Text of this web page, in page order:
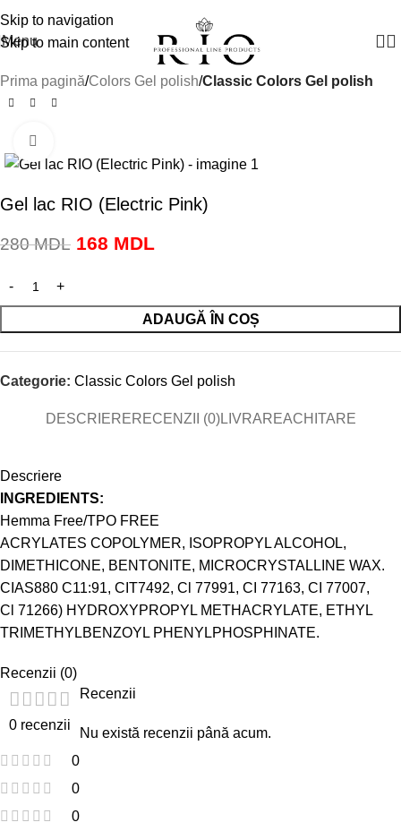
Skip to navigation
Skip to main content
Menu
Prima pagină Colors Gel polish Classic Colors Gel polish
Gel lac RIO (Electric Pink)
280MDL 168 MDL
ADAUGĂ ÎN COȘ
Categorie: Classic Colors Gel polish
DESCRIERERECENZII (0)LIVRAREACHITARE
Descriere
INGREDIENTS:
Hemma Free/TPO FREE
ACRYLATES COPOLYMER, ISOPROPYL ALCOHOL,
DIMETHICONE, BENTONITE, MICROCRYSTALLINE WAX.
CIAS880 C11:91, CIT7492, Cl 77991, CI 77163, CI 77007,
Cl 71266) HYDROXYPROPYL METHACRYLATE, ETHYL
TRIMETHYLBENZOYL PHENYLPHOSPHINATE.
Recenzii (0)
0 recenzii
0
0
0
Recenzii
Nu există recenzii până acum.